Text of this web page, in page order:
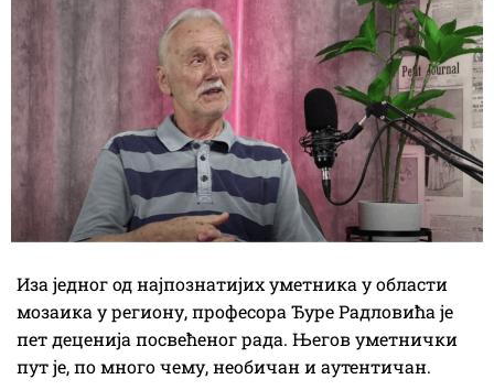
Иза једног од најпознатијих уметника у области
мозаика у региону, професора Ђуре Радловића је
пет деценија посвећеног рада. Његов уметнички
пут је, по много чему, необичан и аутентичан.